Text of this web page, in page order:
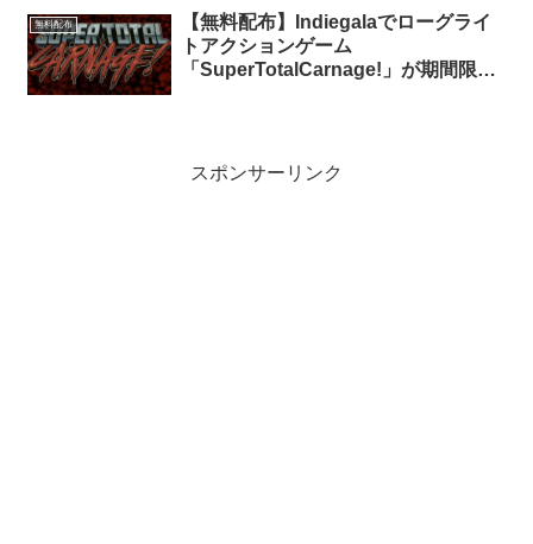
無料配布
【無料配布】Indiegalaでローグライ
トアクションゲーム
「SuperTotalCarnage!」が期間限定
スポンサーリンク